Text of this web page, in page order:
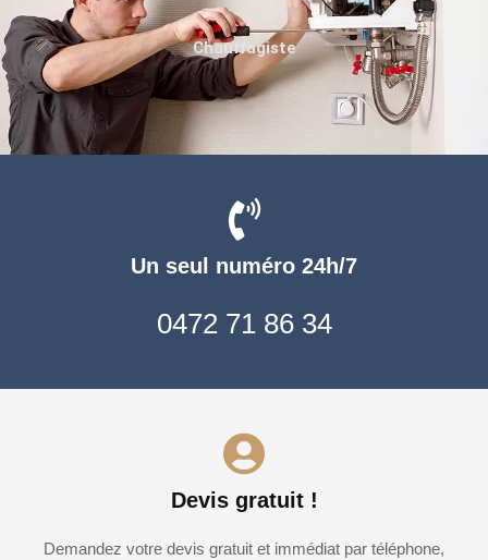
Un seul numéro 24h/7
0472 71 86 34
Devis gratuit !
Demandez votre devis gratuit et immédiat par téléphone,
Chauffagiste